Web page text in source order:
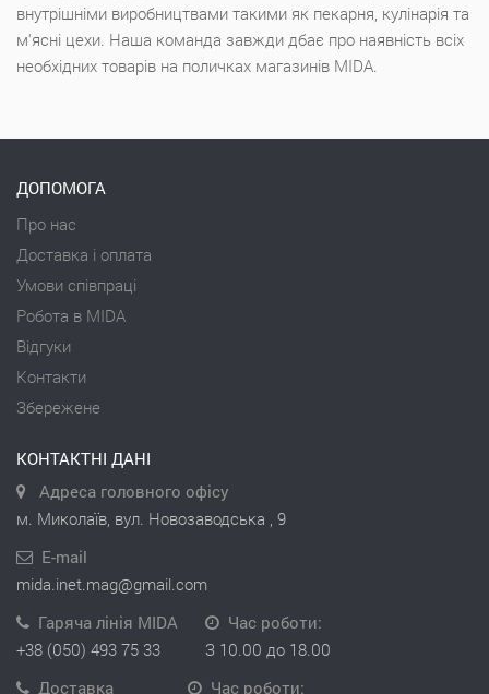
внутрішніми виробництвами такими як пекарня, кулінарія та
м'ясні цехи. Наша команда завжди дбає про наявність всіх
необхідних товарів на поличках магазинів MIDA.
ДОПОМОГА
Про нас
Доставка і оплата
Умови співпраці
Робота в MIDA
Відгуки
Контакти
Збережене
КОНТАКТНІ ДАНІ
Адреса головного офісу
м. Миколаїв, вул. Новозаводська , 9
E-mail
mida.inet.mag@gmail.com
Гаряча лінія MIDA
+38 (050) 493 75 33
Час роботи:
З 10.00 до 18.00
Доставка
Час роботи: